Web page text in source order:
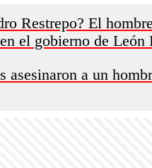
Restrepo? El
el gobierno de León
asesinaron a un